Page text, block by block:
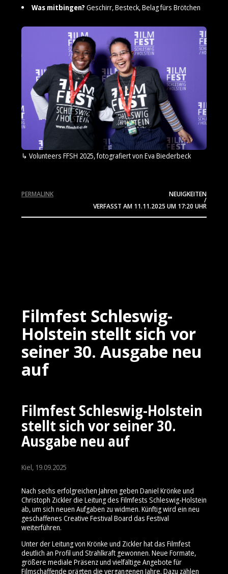
Was mitbingen? Geschirr, Besteck, Belag fürs Brötchen
Volunteers FFSH 2025, fotografiert von Eva Biederbeck
NEUIGKEITEN
/
VERFASST AM 11.11.2025 UM 17:20 UHR
PERMALINK
Filmfest Schleswig-
Holstein stellt sich vor
seiner 30. Ausgabe neu
auf
Filmfest Schleswig-Holstein
stellt sich vor seiner 30.
Ausgabe neu auf
Kiel, 19.09.2025
Nach sechs erfolgreichen Jahren geben Daniel Krönke und
Christoph Zickler die Leitung des Filmfests Schleswig-Holstein
ab, um sich neuen Aufgaben zu widmen. Künftig wird ein neu
geschaffenes Creative Festival Board das Festival
weiterführen.
Unter der Leitung von Krönke und Zickler hat das Filmfest
deutlich an Profil und Strahlkraft gewonnen. Neue Formate,
größere mediale Präsenz und vielfältige Angebote für
Filmschaffende prägten die vergangenen Jahre. Dazu zählen